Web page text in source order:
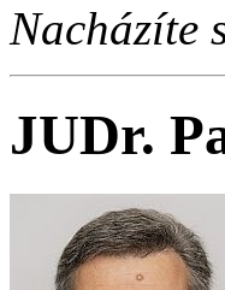
Nacházíte
JUDr.